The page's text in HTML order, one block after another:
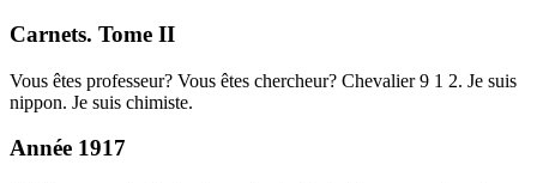
Carnets. Tome II
Vous êtes professeur? Vous êtes chercheur? Chevalier 9 1 2. Je suis
nippon. Je suis chimiste.
Année 1917